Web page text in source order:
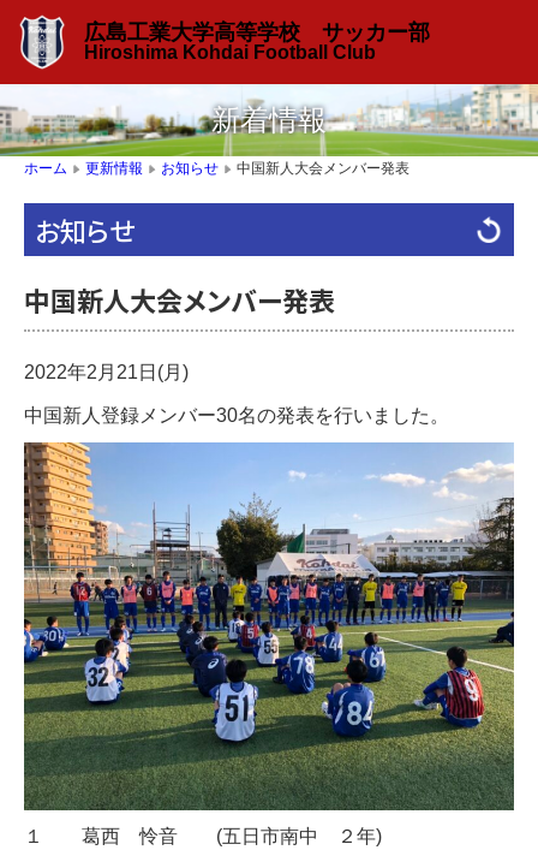
広島工業大学高等学校 サッカー部
Hiroshima Kohdai Football Club
新着情報
ホーム ▶ 更新情報 ▶ お知らせ ▶ 中国新人大会メンバー発表
お知らせ
中国新人大会メンバー発表
2022年2月21日(月)
中国新人登録メンバー30名の発表を行いました。
１ 葛西 怜音 (五日市南中 ２年)